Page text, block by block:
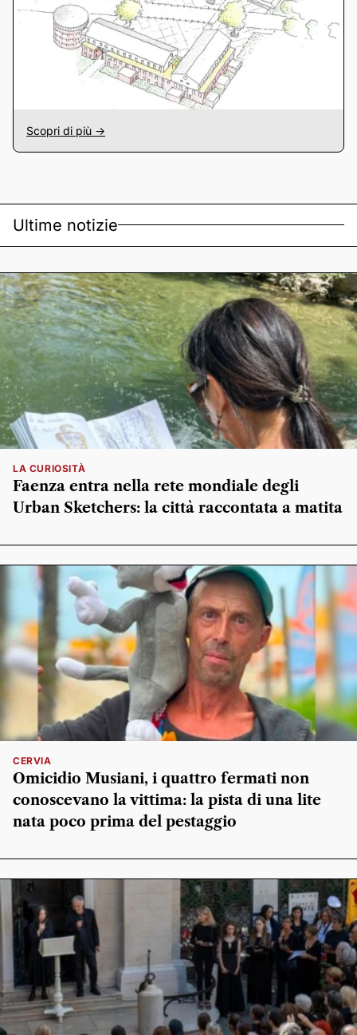
Scopri di più ->
Ultime notizie
LA CURIOSITÀ
Faenza entra nella rete mondiale degli
Urban Sketchers: la città raccontata a matita
CERVIA
Omicidio Musiani, i quattro fermati non
conoscevano la vittima: la pista di una lite
nata poco prima del pestaggio